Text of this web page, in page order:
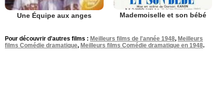
Une Équipe aux anges Mademoiselle et son bébé
Pour découvrir d'autres films : Meilleurs films de l'année 1948, Meilleurs
films Comédie dramatique, Meilleurs films Comédie dramatique en 1948.